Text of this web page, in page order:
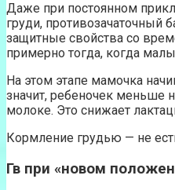
Даже при постоянном
груди, противозачаточный
защитные свойства со
примерно тогда, когда
На этом этапе мамочка
значит, ребеночек меньше
молоке. Это снижает
Кормление грудью — не
Гв при «новом